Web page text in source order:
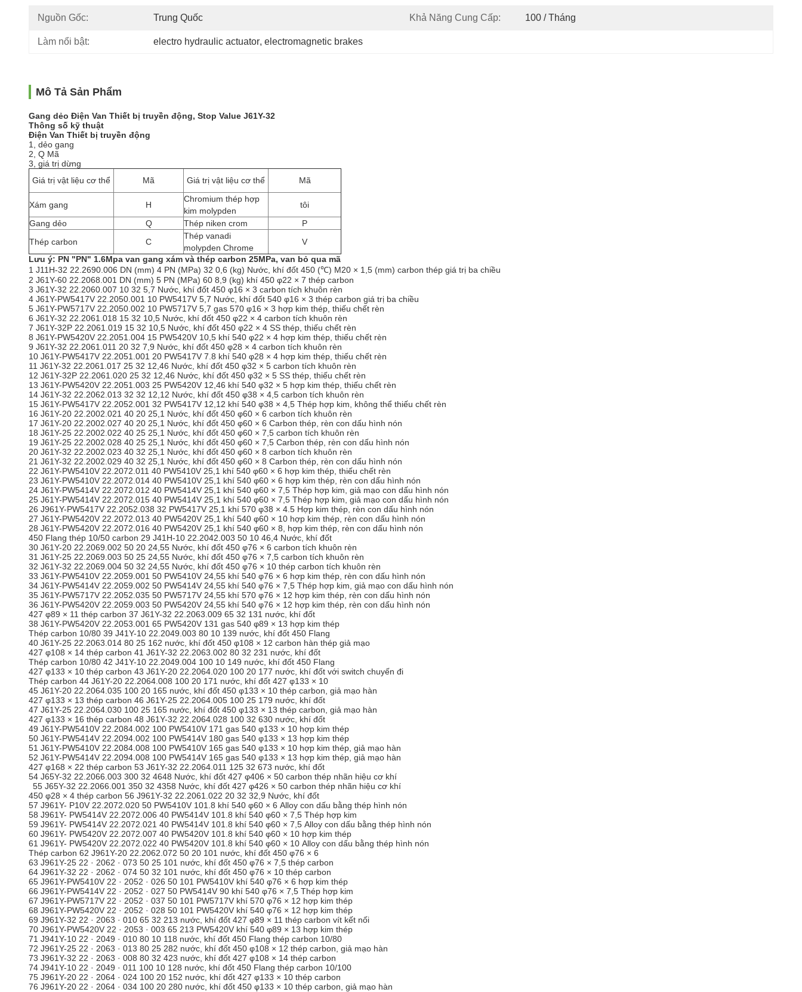
Nguồn Gốc: Trung Quốc Khả Năng Cung Cấp: 100 / Tháng
Làm nổi bật: electro hydraulic actuator, electromagnetic brakes
Mô Tả Sản Phẩm
Gang dẻo Điện Van Thiết bị truyền động, Stop Value J61Y-32
Thông số kỹ thuật
Điện Van Thiết bị truyền động
1, dẻo gang
2, Q Mã
3, giá trị dừng
Giá trị vật liệu cơ thể
Mã Giá trị vật liệu cơ thể Mã
Xám gang H
Chromium thép hợp
kim molypden
tôi
Gang dẻo
Q Thép niken crom
P
Thép carbon
C
Thép vanadi
molypden Chrome
V
Lưu ý: PN "PN" 1.6Mpa van gang xám và thép carbon 25MPa, van bỏ qua mã
1 J11H-32 22.2690.006 DN (mm) 4 PN (MPa) 32 0,6 (kg) Nước, khí đốt 450 (℃) M20 × 1,5 (mm) carbon thép giá trị ba chiều
2 J61Y-60 22.2068.001 DN (mm) 5 PN (MPa) 60 8,9 (kg) khí 450 φ22 × 7 thép carbon
3 J61Y-32 22.2060.007 10 32 5,7 Nước, khí đốt 450 φ16 × 3 carbon tích khuôn rèn
4 J61Y-PW5417V 22.2050.001 10 PW5417V 5,7 Nước, khí đốt 540 φ16 × 3 thép carbon giá trị ba chiều
5 J61Y-PW5717V 22.2050.002 10 PW5717V 5,7 gas 570 φ16 × 3 hợp kim thép, thiếu chết rèn
6 J61Y-32 22.2061.018 15 32 10,5 Nước, khí đốt 450 φ22 × 4 carbon tích khuôn rèn
7 J61Y-32P 22.2061.019 15 32 10,5 Nước, khí đốt 450 φ22 × 4 SS thép, thiếu chết rèn
8 J61Y-PW5420V 22.2051.004 15 PW5420V 10,5 khí 540 φ22 × 4 hợp kim thép, thiếu chết rèn
9 J61Y-32 22.2061.011 20 32 7,9 Nước, khí đốt 450 φ28 × 4 carbon tích khuôn rèn
10 J61Y-PW5417V 22.2051.001 20 PW5417V 7.8 khí 540 φ28 × 4 hợp kim thép, thiếu chết rèn
11 J61Y-32 22.2061.017 25 32 12,46 Nước, khí đốt 450 φ32 × 5 carbon tích khuôn rèn
12 J61Y-32P 22.2061.020 25 32 12,46 Nước, khí đốt 450 φ32 × 5 SS thép, thiếu chết rèn
13 J61Y-PW5420V 22.2051.003 25 PW5420V 12,46 khí 540 φ32 × 5 hợp kim thép, thiếu chết rèn
14 J61Y-32 22.2062.013 32 32 12,12 Nước, khí đốt 450 φ38 × 4,5 carbon tích khuôn rèn
15 J61Y-PW5417V 22.2052.001 32 PW5417V 12,12 khí 540 φ38 × 4,5 Thép hợp kim, không thể thiếu chết rèn
16 J61Y-20 22.2002.021 40 20 25,1 Nước, khí đốt 450 φ60 × 6 carbon tích khuôn rèn
17 J61Y-20 22.2002.027 40 20 25,1 Nước, khí đốt 450 φ60 × 6 Carbon thép, rèn con dấu hình nón
18 J61Y-25 22.2002.022 40 25 25,1 Nước, khí đốt 450 φ60 × 7,5 carbon tích khuôn rèn
19 J61Y-25 22.2002.028 40 25 25,1 Nước, khí đốt 450 φ60 × 7,5 Carbon thép, rèn con dấu hình nón
20 J61Y-32 22.2002.023 40 32 25,1 Nước, khí đốt 450 φ60 × 8 carbon tích khuôn rèn
21 J61Y-32 22.2002.029 40 32 25,1 Nước, khí đốt 450 φ60 × 8 Carbon thép, rèn con dấu hình nón
22 J61Y-PW5410V 22.2072.011 40 PW5410V 25,1 khí 540 φ60 × 6 hợp kim thép, thiếu chết rèn
23 J61Y-PW5410V 22.2072.014 40 PW5410V 25,1 khí 540 φ60 × 6 hợp kim thép, rèn con dấu hình nón
24 J61Y-PW5414V 22.2072.012 40 PW5414V 25,1 khí 540 φ60 × 7,5 Thép hợp kim, giả mạo con dấu hình nón
25 J61Y-PW5414V 22.2072.015 40 PW5414V 25,1 khí 540 φ60 × 7,5 Thép hợp kim, giả mạo con dấu hình nón
26 J961Y-PW5417V 22.2052.038 32 PW5417V 25,1 khí 570 φ38 × 4.5 Hợp kim thép, rèn con dấu hình nón
27 J61Y-PW5420V 22.2072.013 40 PW5420V 25,1 khí 540 φ60 × 10 hợp kim thép, rèn con dấu hình nón
28 J61Y-PW5420V 22.2072.016 40 PW5420V 25,1 khí 540 φ60 × 8, hợp kim thép, rèn con dấu hình nón
450 Flang thép 10/50 carbon 29 J41H-10 22.2042.003 50 10 46,4 Nước, khí đốt
30 J61Y-20 22.2069.002 50 20 24,55 Nước, khí đốt 450 φ76 × 6 carbon tích khuôn rèn
31 J61Y-25 22.2069.003 50 25 24,55 Nước, khí đốt 450 φ76 × 7,5 carbon tích khuôn rèn
32 J61Y-32 22.2069.004 50 32 24,55 Nước, khí đốt 450 φ76 × 10 thép carbon tích khuôn rèn
33 J61Y-PW5410V 22.2059.001 50 PW5410V 24,55 khí 540 φ76 × 6 hợp kim thép, rèn con dấu hình nón
34 J61Y-PW5414V 22.2059.002 50 PW5414V 24,55 khí 540 φ76 × 7,5 Thép hợp kim, giả mạo con dấu hình nón
35 J61Y-PW5717V 22.2052.035 50 PW5717V 24,55 khí 570 φ76 × 12 hợp kim thép, rèn con dấu hình nón
36 J61Y-PW5420V 22.2059.003 50 PW5420V 24,55 khí 540 φ76 × 12 hợp kim thép, rèn con dấu hình nón
427 φ89 × 11 thép carbon 37 J61Y-32 22.2063.009 65 32 131 nước, khí đốt
38 J61Y-PW5420V 22.2053.001 65 PW5420V 131 gas 540 φ89 × 13 hợp kim thép
Thép carbon 10/80 39 J41Y-10 22.2049.003 80 10 139 nước, khí đốt 450 Flang
40 J61Y-25 22.2063.014 80 25 162 nước, khí đốt 450 φ108 × 12 carbon hàn thép giả mạo
427 φ108 × 14 thép carbon 41 J61Y-32 22.2063.002 80 32 231 nước, khí đốt
Thép carbon 10/80 42 J41Y-10 22.2049.004 100 10 149 nước, khí đốt 450 Flang
427 φ133 × 10 thép carbon 43 J61Y-20 22.2064.020 100 20 177 nước, khí đốt với switch chuyến đi
Thép carbon 44 J61Y-20 22.2064.008 100 20 171 nước, khí đốt 427 φ133 × 10
45 J61Y-20 22.2064.035 100 20 165 nước, khí đốt 450 φ133 × 10 thép carbon, giả mạo hàn
427 φ133 × 13 thép carbon 46 J61Y-25 22.2064.005 100 25 179 nước, khí đốt
47 J61Y-25 22.2064.030 100 25 165 nước, khí đốt 450 φ133 × 13 thép carbon, giả mạo hàn
427 φ133 × 16 thép carbon 48 J61Y-32 22.2064.028 100 32 630 nước, khí đốt
49 J61Y-PW5410V 22.2084.002 100 PW5410V 171 gas 540 φ133 × 10 hợp kim thép
50 J61Y-PW5414V 22.2094.002 100 PW5414V 180 gas 540 φ133 × 13 hợp kim thép
51 J61Y-PW5410V 22.2084.008 100 PW5410V 165 gas 540 φ133 × 10 hợp kim thép, giả mạo hàn
52 J61Y-PW5414V 22.2094.008 100 PW5414V 165 gas 540 φ133 × 13 hợp kim thép, giả mạo hàn
427 φ168 × 22 thép carbon 53 J61Y-32 22.2064.011 125 32 673 nước, khí đốt
54 J65Y-32 22.2066.003 300 32 4648 Nước, khí đốt 427 φ406 × 50 carbon thép nhãn hiệu cơ khí
55 J65Y-32 22.2066.001 350 32 4358 Nước, khí đốt 427 φ426 × 50 carbon thép nhãn hiệu cơ khí
450 φ28 × 4 thép carbon 56 J961Y-32 22.2061.022 20 32 32,9 Nước, khí đốt
57 J961Y- P10V 22.2072.020 50 PW5410V 101.8 khí 540 φ60 × 6 Alloy con dấu bằng thép hình nón
58 J961Y- PW5414V 22.2072.006 40 PW5414V 101.8 khí 540 φ60 × 7,5 Thép hợp kim
59 J961Y- PW5414V 22.2072.021 40 PW5414V 101.8 khí 540 φ60 × 7,5 Alloy con dấu bằng thép hình nón
60 J961Y- PW5420V 22.2072.007 40 PW5420V 101.8 khí 540 φ60 × 10 hợp kim thép
61 J961Y- PW5420V 22.2072.022 40 PW5420V 101.8 khí 540 φ60 × 10 Alloy con dấu bằng thép hình nón
Thép carbon 62 J961Y-20 22.2062.072 50 20 101 nước, khí đốt 450 φ76 × 6
63 J961Y-25 22 · 2062 · 073 50 25 101 nước, khí đốt 450 φ76 × 7,5 thép carbon
64 J961Y-32 22 · 2062 · 074 50 32 101 nước, khí đốt 450 φ76 × 10 thép carbon
65 J961Y-PW5410V 22 · 2052 · 026 50 101 PW5410V khí 540 φ76 × 6 hợp kim thép
66 J961Y-PW5414V 22 · 2052 · 027 50 PW5414V 90 khí 540 φ76 × 7,5 Thép hợp kim
67 J961Y-PW5717V 22 · 2052 · 037 50 101 PW5717V khí 570 φ76 × 12 hợp kim thép
68 J961Y-PW5420V 22 · 2052 · 028 50 101 PW5420V khí 540 φ76 × 12 hợp kim thép
69 J961Y-32 22 · 2063 · 010 65 32 213 nước, khí đốt 427 φ89 × 11 thép carbon vít kết nối
70 J961Y-PW5420V 22 · 2053 · 003 65 213 PW5420V khí 540 φ89 × 13 hợp kim thép
71 J941Y-10 22 · 2049 · 010 80 10 118 nước, khí đốt 450 Flang thép carbon 10/80
72 J961Y-25 22 · 2063 · 013 80 25 282 nước, khí đốt 450 φ108 × 12 thép carbon, giả mạo hàn
73 J961Y-32 22 · 2063 · 008 80 32 423 nước, khí đốt 427 φ108 × 14 thép carbon
74 J941Y-10 22 · 2049 · 011 100 10 128 nước, khí đốt 450 Flang thép carbon 10/100
75 J961Y-20 22 · 2064 · 024 100 20 152 nước, khí đốt 427 φ133 × 10 thép carbon
76 J961Y-20 22 · 2064 · 034 100 20 280 nước, khí đốt 450 φ133 × 10 thép carbon, giả mạo hàn